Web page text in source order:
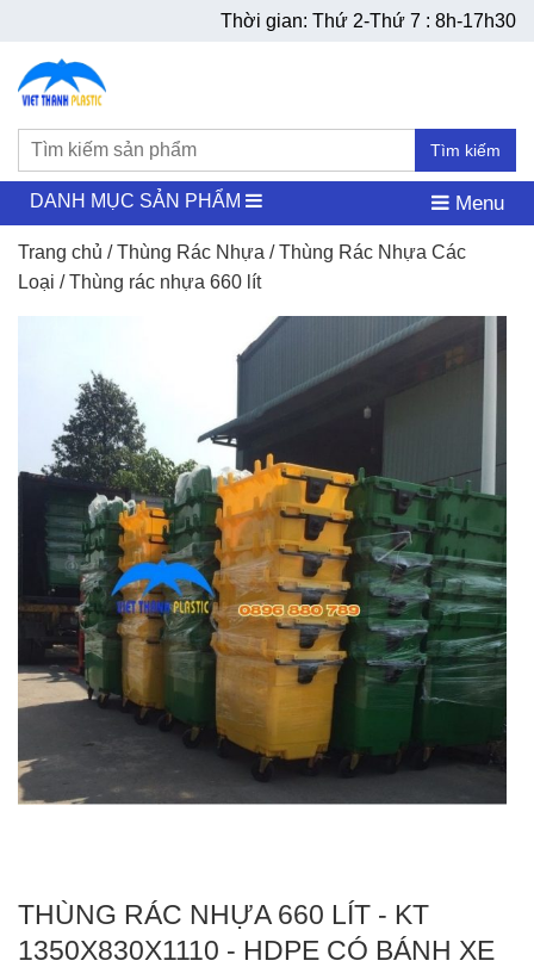
Thời gian: Thứ 2-Thứ 7 : 8h-17h30
Tìm kiếm
DANH MỤC SẢN PHẨM Menu
Trang chủ /Thùng Rác Nhựa /Thùng Rác Nhựa Các
Loại / Thùng rác nhựa 660 lít
THÙNG RÁC NHỰA 660 LÍT - KT
1350X830X1110 - HDPE CÓ BÁNH XE